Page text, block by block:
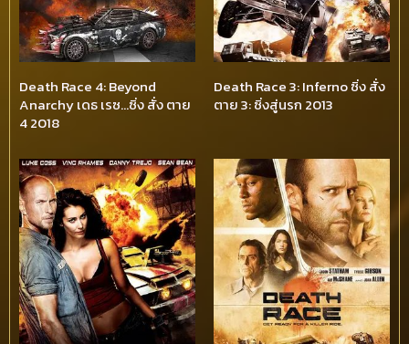
Death Race 4: Beyond
Anarchy เดธ เรซ…ซิ่ง สั่ง ตาย
4 2018
Death Race 3: Inferno ซิ่ง สั่ง
ตาย 3: ซิ่งสู่นรก 2013